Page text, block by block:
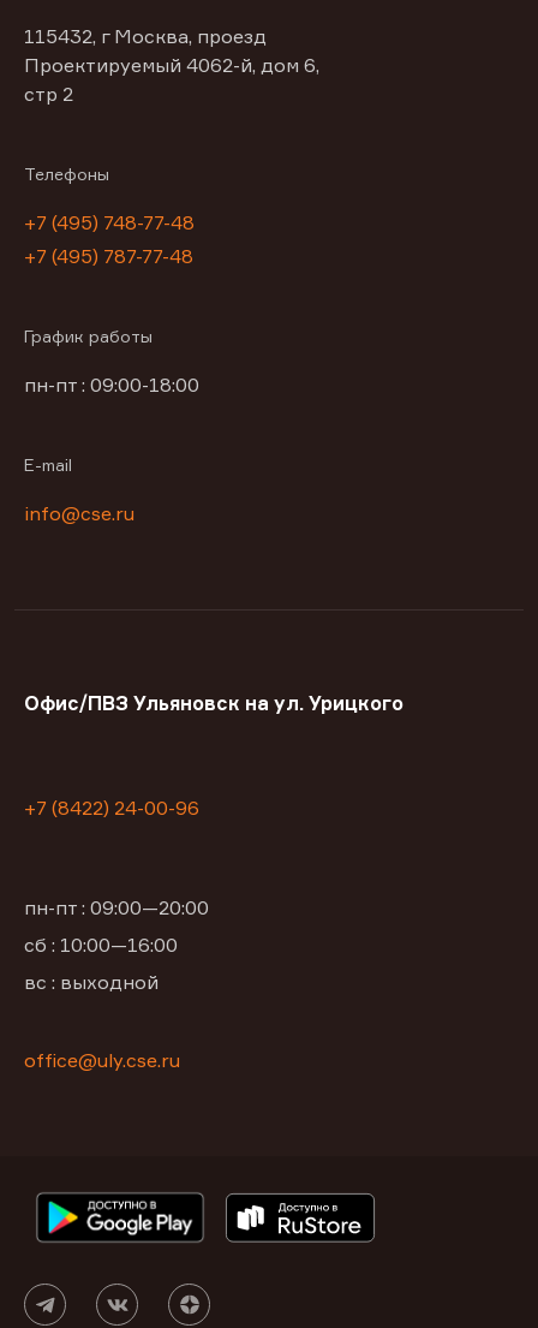
115432, г Москва, проезд
Проектируемый 4062-й, дом 6,
стр 2
Телефоны
+7 (495) 748-77-48
+7 (495) 787-77-48
График работы
пн-пт : 09:00-18:00
E-mail
info@cse.ru
Офис/ПВЗ Ульяновск на ул. Урицкого
+7 (8422) 24-00-96
пн-пт : 09:00—20:00
сб : 10:00—16:00
вс : выходной
office@uly.cse.ru